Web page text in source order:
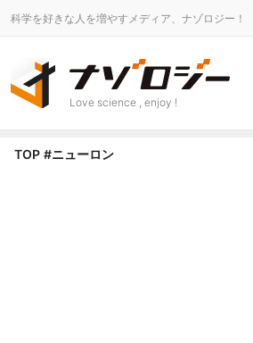
科学を好きな人を増やすメディア、ナゾロジー！
Love science , enjoy !
TOP #ニューロン